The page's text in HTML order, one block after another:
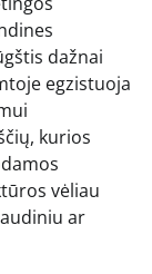
dažnai
egzistuoja
kurios
vėliau
ar